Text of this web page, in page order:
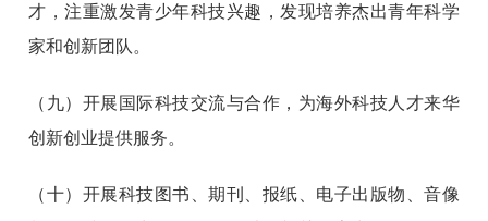
才，注重激发青少年科技兴趣，发现培养杰出青年科学
家和创新团队。
（九）开展国际科技交流与合作，为海外科技人才来华
创新创业提供服务。
（十）开展科技图书、期刊、报纸、电子出版物、音像